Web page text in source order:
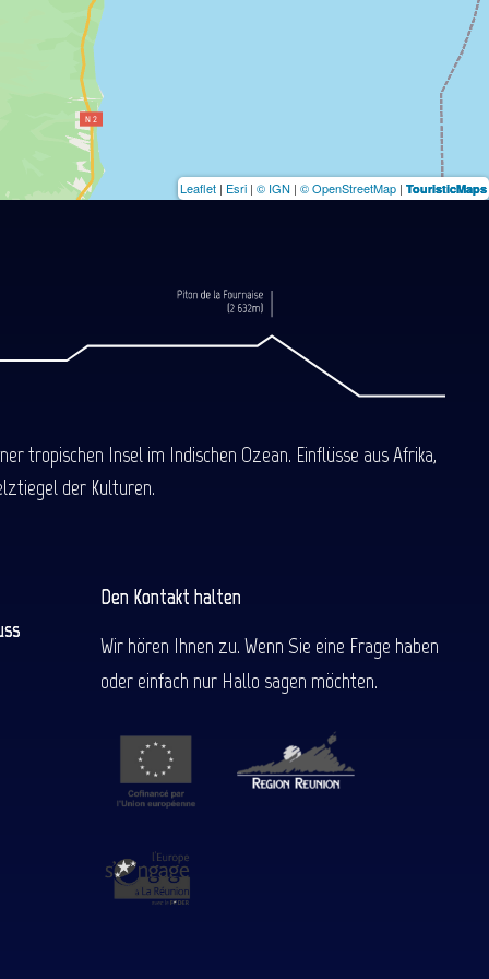
Leaflet | Esri | © IGN | © OpenStreetMap | TouristicMaps
tropischen Insel im Indischen Ozean. Einflüsse aus Afrika,
der Kulturen.
Den Kontakt halten
Wir hören Ihnen zu. Wenn Sie eine Frage haben
oder einfach nur Hallo sagen möchten.